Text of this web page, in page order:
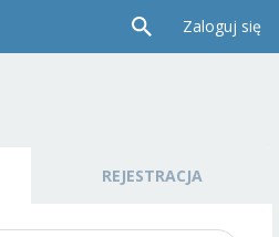
Zaloguj się
REJESTRACJA